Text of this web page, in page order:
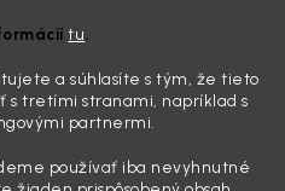
tu.
a súhlasíte s tým, že tieto
tretími stranami, napríklad s
partnermi.
používať iba nevyhnutné
vami zaprášená kapota. Pre
Lenže keď si v košíku spočítate
výsledná suma vie poriadne
aj profi výbava ...
vychytávok, ktoré z